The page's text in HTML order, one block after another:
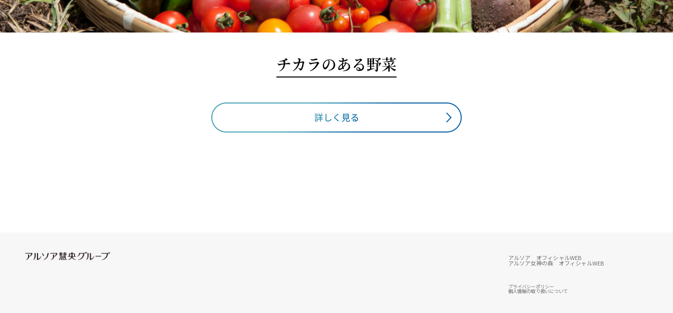
チカラのある野菜
アルソア オフィシャルWEB
アルソア女神の森 オフィシャルWEB
プライバシーポリシー
個人情報の取り扱いについて